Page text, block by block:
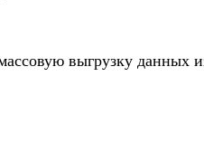
выгрузку данных